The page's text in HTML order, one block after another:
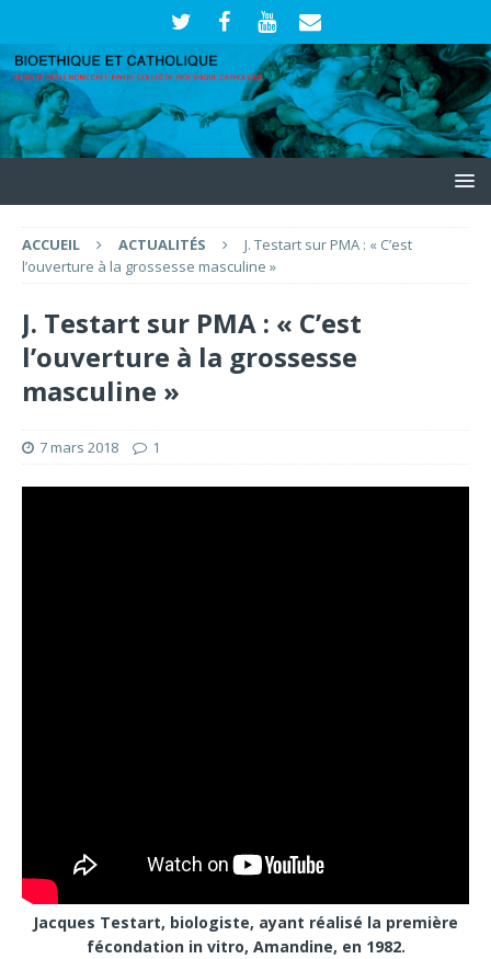
ACCUEIL ACTUALITÉS
J. Testart sur PMA : « C’est
l’ouverture à la grossesse masculine »
J. Testart sur PMA : « C’est
l’ouverture à la grossesse
masculine »
7 mars 2018 1
Jacques Testart, biologiste, ayant réalisé la première
fécondation in vitro, Amandine, en 1982.